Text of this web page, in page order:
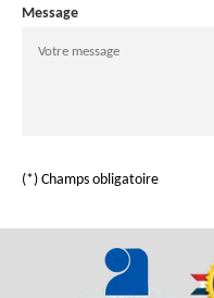
Message
(*) Champs obligatoire